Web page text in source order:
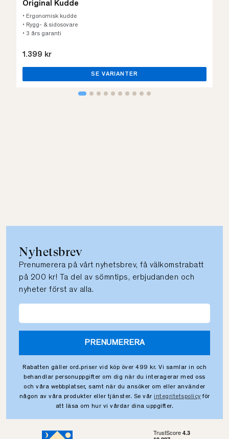
Original Kudde
• Ergonomisk kudde
• Rygg- & sidosovare
• 3 års garanti
1.399 kr
SE VARIANTER
Nyhetsbrev
Prenumerera på vårt nyhetsbrev, få välkomstrabatt
på 200 kr! Ta del av sömntips, erbjudanden och
nyheter först av alla.
PRENUMERERA
Rabatten gäller ord.priser vid köp över 499 kr. Vi samlar in och
behandlar personuppgifter om dig när du interagerar med oss
och våra webbplatser, samt när du ansöker om eller använder
någon av våra produkter eller tjänster. Se vår integritetspolicy för
att läsa om hur vi vårdar dina uppgifter.